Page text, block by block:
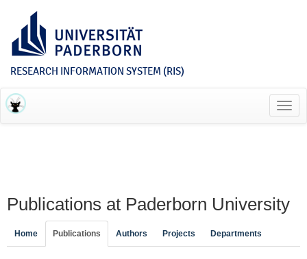
RESEARCH INFORMATION SYSTEM (RIS)
Publications at Paderborn University
Home Publications Authors Projects Departments